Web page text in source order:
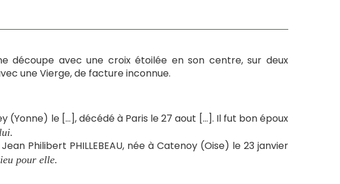
découpe avec une croix étoilée en son centre, sur deux
une Vierge, de facture inconnue.
(Yonne) le […], décédé à Paris le 27 aout […]. Il fut bon époux
Philibert PHILLEBEAU, née à Catenoy (Oise) le 23 janvier
pour elle.